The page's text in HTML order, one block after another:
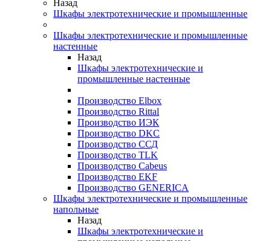
Назад
Шкафы электротехнические и промышленные
Шкафы электротехнические и промышленные
настенные
Назад
Шкафы электротехнические и
промышленные настенные
Производство Elbox
Производство Rittal
Производство ИЭК
Производство DKC
Производство ССД
Производство TLK
Производство Cabeus
Производство EKF
Производство GENERICA
Шкафы электротехнические и промышленные
напольные
Назад
Шкафы электротехнические и